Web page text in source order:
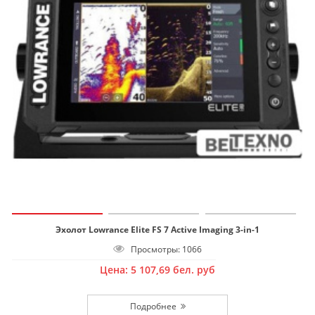
Эхолот Lowrance Elite FS 7 Active Imaging 3-in-1
Просмотры: 1066
Цена: 5 107,69 бел. руб